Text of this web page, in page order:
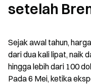
setelah
Sejak awal tahun,
dari dua kali lipat, naik
hingga lebih dari 100
Pada 6 Mei, ketika